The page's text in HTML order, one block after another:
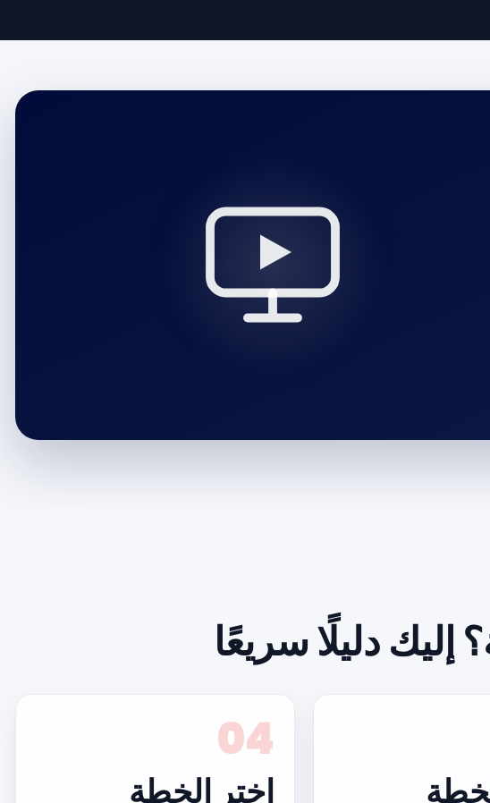
دليلًا سريعًا
04
اختر الخطة